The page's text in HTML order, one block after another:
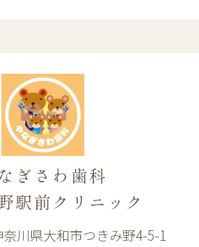
ぎさわ歯科
駅前クリニック
奈川県大和市つきみ野4-5-1